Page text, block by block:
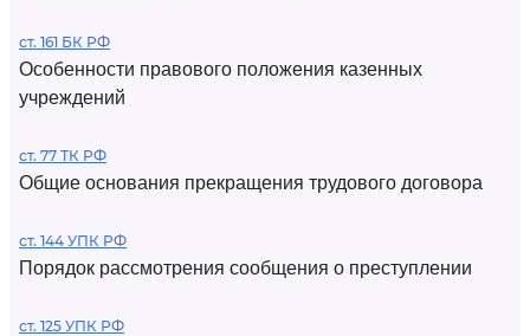
ст. 161 БК РФ
Особенности правового положения казенных
учреждений
ст. 77 ТК РФ
Общие основания прекращения трудового договора
ст. 144 УПК РФ
Порядок рассмотрения сообщения о преступлении
ст. 125 УПК РФ